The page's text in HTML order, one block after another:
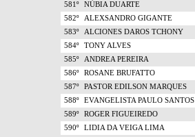
581º
NÚBIA DUARTE
582º
ALEXSANDRO GIGANTE
583º
ALCIONES DAROS TCHONY
584º
TONY ALVES
585º
ANDREA PEREIRA
586º
ROSANE BRUFATTO
587º
PASTOR EDILSON MARQUES
588º
EVANGELISTA PAULO SANTOS
589º
ROGER FIGUEIREDO
590º
LIDIA DA VEIGA LIMA